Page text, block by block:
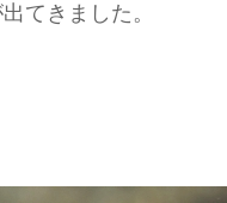
てきました。